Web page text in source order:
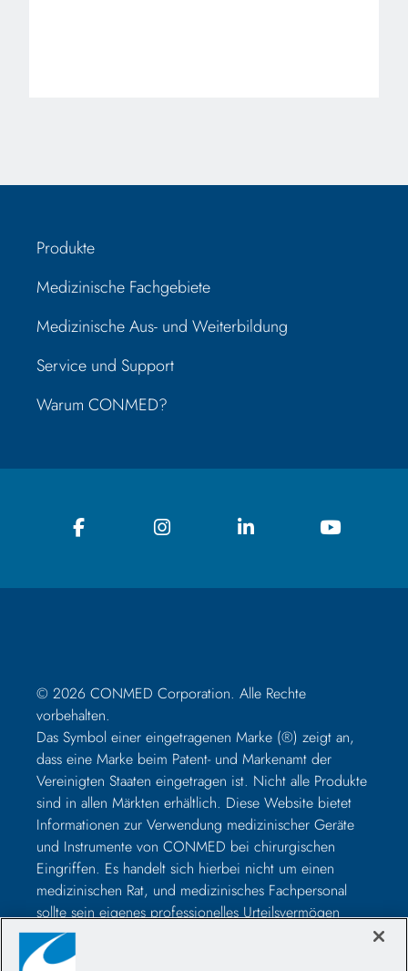
Produkte
Medizinische Fachgebiete
Medizinische Aus- und Weiterbildung
Service und Support
Warum CONMED?
© 2026 CONMED Corporation. Alle Rechte
vorbehalten.
Das Symbol einer eingetragenen Marke (®) zeigt an,
dass eine Marke beim Patent- und Markenamt der
Vereinigten Staaten eingetragen ist. Nicht alle Produkte
sind in allen Märkten erhältlich. Diese Website bietet
Informationen zur Verwendung medizinischer Geräte
und Instrumente von CONMED bei chirurgischen
Eingriffen. Es handelt sich hierbei nicht um einen
medizinischen Rat, und medizinisches Fachpersonal
sollte sein eigenes professionelles Urteilsvermögen
nutzen, bevor es zur Behandlung eines bestimmten
Patienten verwendet wird. Medizinisches Fachpersonal